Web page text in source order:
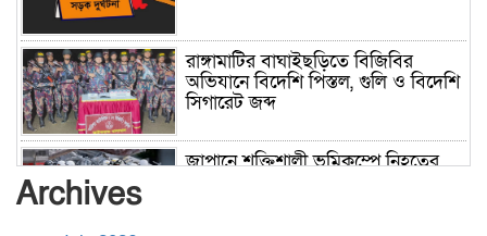
রাঙ্গামাটির বাঘাইছড়িতে বিজিবির
অভিযানে বিদেশি পিস্তল, গুলি ও বিদেশি
সিগারেট জব্দ
জাপানে শক্তিশালী ভূমিকম্পে নিহতের
Archives